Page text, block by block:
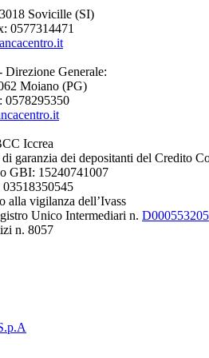
Sovicille (SI)
0577314471
Direzione Generale:
Moiano (PG)
0578295350
Iccrea
garanzia dei depositanti del Credito
GBI: 15240741007
alla vigilanza dell’Ivass
Unico Intermediari n. D000553205
n. 8057